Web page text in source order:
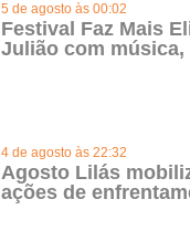
5 de agosto às 00:02
Festival Faz Mais
Julião com
4 de agosto às 22:32
Agosto Lilás
ações de